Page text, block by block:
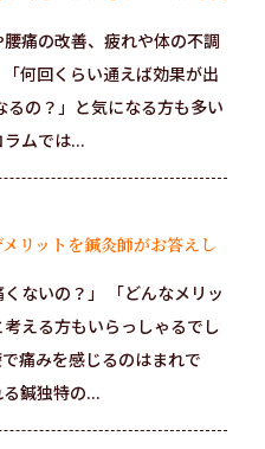
痛の改善、疲れや体の不調
何回くらい通えば効果が出
の？」と気になる方も多い
ムでは...
リットを鍼灸師がお答えし
ないの？」 「どんなメリッ
える方もいらっしゃるでし
痛みを感じるのはまれで
鍼独特の...